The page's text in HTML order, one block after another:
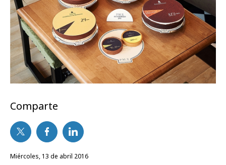
Comparte
miércoles, 13 de abril 2016